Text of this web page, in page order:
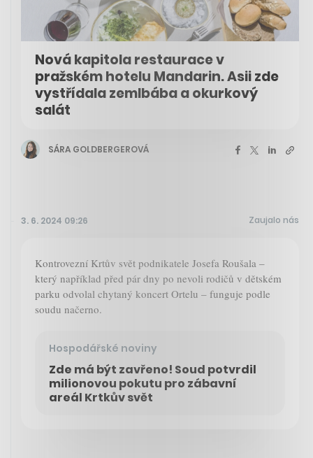
Nová kapitola restaurace v
pražském hotelu Mandarin. Asii zde
vystřídala zemlbába a okurkový
salát
SÁRA GOLDBERGEROVÁ
3. 6. 2024 09:26 Zaujalo nás
Kontrovezní Krtův svět podnikatele Josefa Roušala –
který například před pár dny po nevoli rodičů v dětském
parku odvolal chytaný koncert Ortelu – funguje podle
soudu načerno.
Hospodářské noviny
Zde má být zavřeno! Soud potvrdil
milionovou pokutu pro zábavní
areál Krtkův svět